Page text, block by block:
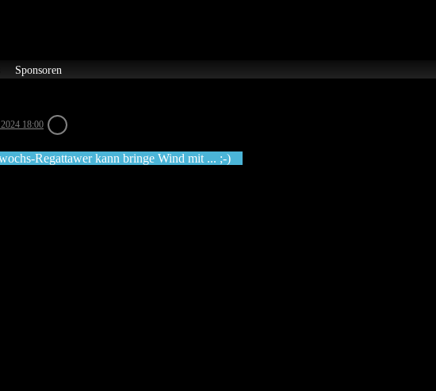
Sponsoren
18:00
Regattawer kann bringe Wind mit ... ;-)